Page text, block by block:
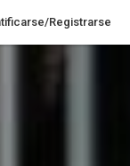
Registrarse